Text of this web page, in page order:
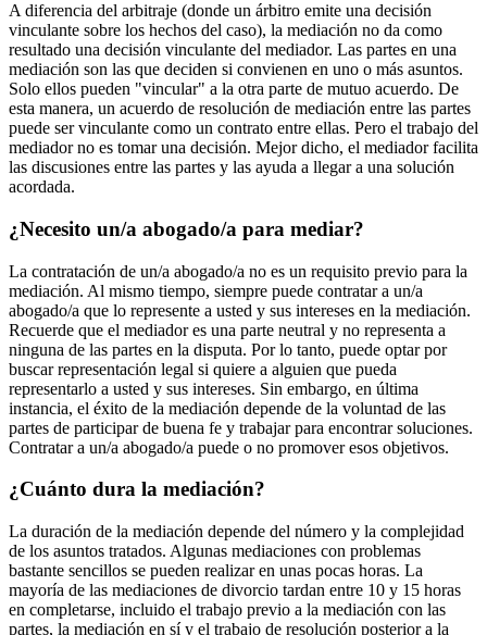
A diferencia del arbitraje (donde un árbitro emite una decisión
vinculante sobre los hechos del caso), la mediación no da como
resultado una decisión vinculante del mediador. Las partes en una
mediación son las que deciden si convienen en uno o más asuntos.
Solo ellos pueden "vincular" a la otra parte de mutuo acuerdo. De
esta manera, un acuerdo de resolución de mediación entre las partes
puede ser vinculante como un contrato entre ellas. Pero el trabajo del
mediador no es tomar una decisión. Mejor dicho, el mediador facilita
las discusiones entre las partes y las ayuda a llegar a una solución
acordada.
¿Necesito un/a abogado/a para mediar?
La contratación de un/a abogado/a no es un requisito previo para la
mediación. Al mismo tiempo, siempre puede contratar a un/a
abogado/a que lo represente a usted y sus intereses en la mediación.
Recuerde que el mediador es una parte neutral y no representa a
ninguna de las partes en la disputa. Por lo tanto, puede optar por
buscar representación legal si quiere a alguien que pueda
representarlo a usted y sus intereses. Sin embargo, en última
instancia, el éxito de la mediación depende de la voluntad de las
partes de participar de buena fe y trabajar para encontrar soluciones.
Contratar a un/a abogado/a puede o no promover esos objetivos.
¿Cuánto dura la mediación?
La duración de la mediación depende del número y la complejidad
de los asuntos tratados. Algunas mediaciones con problemas
bastante sencillos se pueden realizar en unas pocas horas. La
mayoría de las mediaciones de divorcio tardan entre 10 y 15 horas
en completarse, incluido el trabajo previo a la mediación con las
partes, la mediación en sí y el trabajo de resolución posterior a la